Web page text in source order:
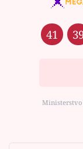
41
Ministerstvo